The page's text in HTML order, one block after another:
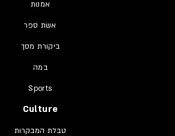
אמנות
אשת ספר
ביקורת מסך
במה
Sports
Culture
טבלת המבקרות